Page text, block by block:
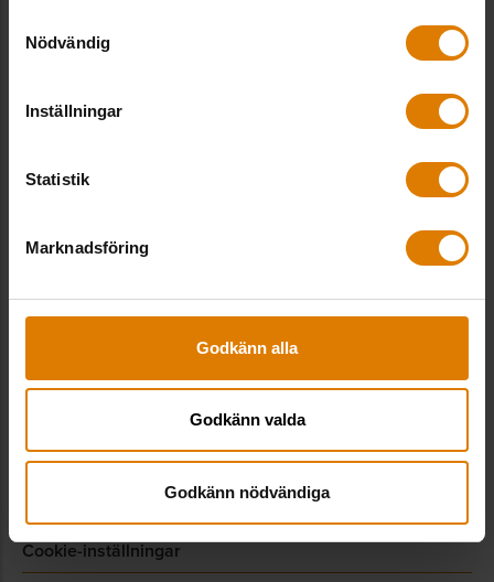
Nödvändig
Inställningar
Statistik
Marknadsföring
Godkänn alla
Godkänn valda
Godkänn nödvändiga
Sociala medier
Allmännyttan Akademi
Behandling av personuppgifter
Visselblåsarsystem
Cookie-inställningar